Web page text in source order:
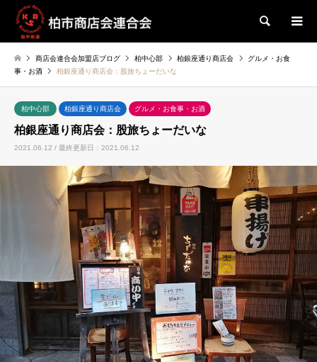
検索
商店会連合会加盟店ブログ 柏中心部 柏銀座通り商店会
グルメ・お食
事・お酒
柏銀座通り商店会：股旅ちょーだいな
柏中心部 柏銀座通り商店会 グルメ・お食事・お酒
柏銀座通り商店会：股旅ちょーだいな
2021.06.12 / 最終更新日：2021.06.12